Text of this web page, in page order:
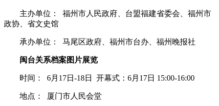
主办单位： 福州市人民政府、台盟福建省委会、福州市
政协、省文史馆
承办单位： 马尾区政府、福州市台办、福州晚报社
闽台关系档案图片展览
时间： 6月17日-18日 开幕式：6月17日 15:00-16:00
地点： 厦门市人民会堂